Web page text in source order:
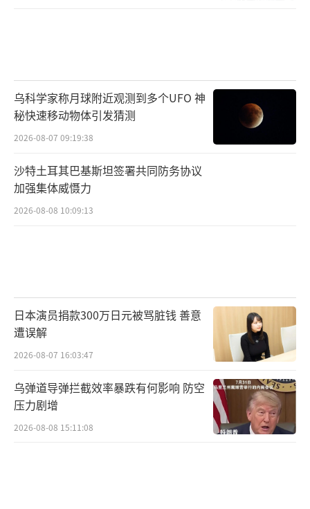
乌科学家称月球附近观测到多个UFO 神
秘快速移动物体引发猜测
2026-08-07 09:19:38
沙特土耳其巴基斯坦签署共同防务协议
加强集体威慑力
2026-08-08 10:09:13
日本演员捐款300万日元被骂脏钱 善意
遭误解
2026-08-07 16:03:47
乌弹道导弹拦截效率暴跌有何影响 防空
压力剧增
2026-08-08 15:11:08